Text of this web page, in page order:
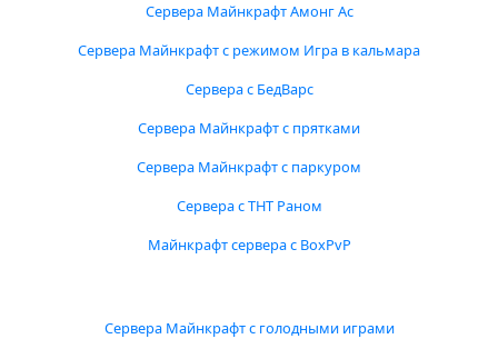
Сервера Майнкрафт Амонг Ас
Сервера Майнкрафт с режимом Игра в кальмара
Сервера с БедВарс
Сервера Майнкрафт с прятками
Сервера Майнкрафт с паркуром
Сервера с ТНТ Раном
Майнкрафт сервера с BoxPvP
Сервера Майнкрафт с голодными играми